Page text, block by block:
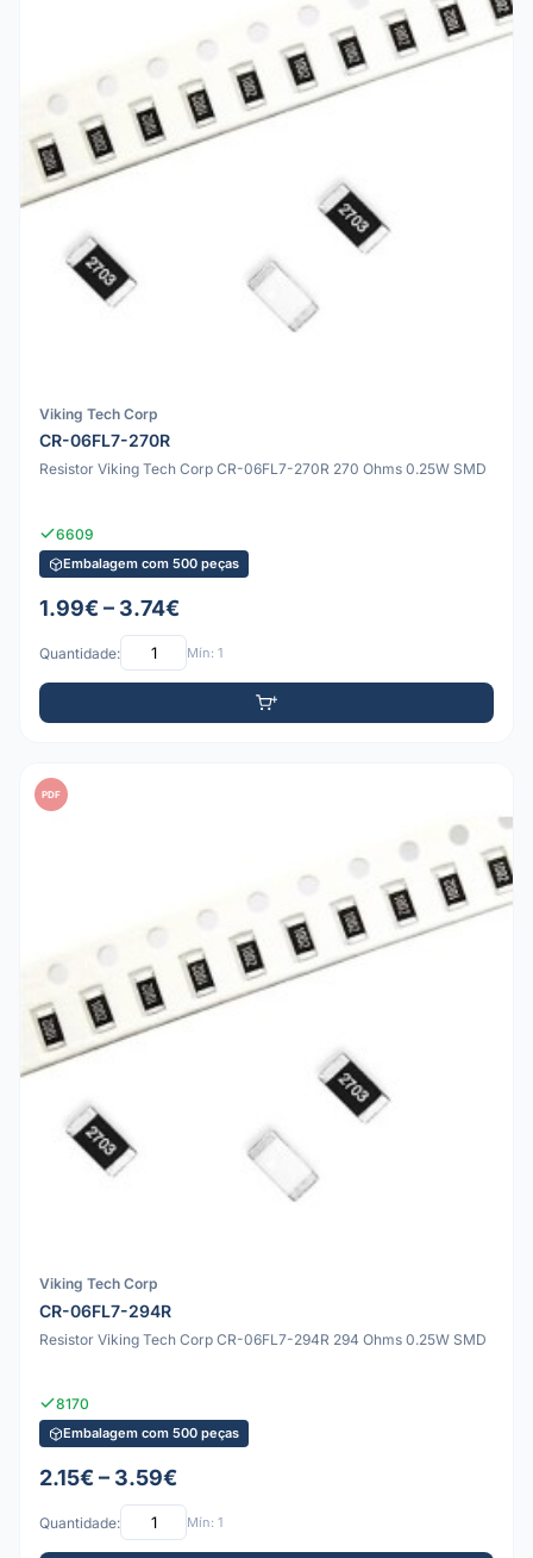
Viking Tech Corp
CR-06FL7-270R
Resistor Viking Tech Corp CR-06FL7-270R 270 Ohms 0.25W SMD
6609
Embalagem com 500 peças
1.99€ – 3.74€
Quantidade: Mín: 1
PDF
Viking Tech Corp
CR-06FL7-294R
Resistor Viking Tech Corp CR-06FL7-294R 294 Ohms 0.25W SMD
8170
Embalagem com 500 peças
2.15€ – 3.59€
Quantidade: Mín: 1